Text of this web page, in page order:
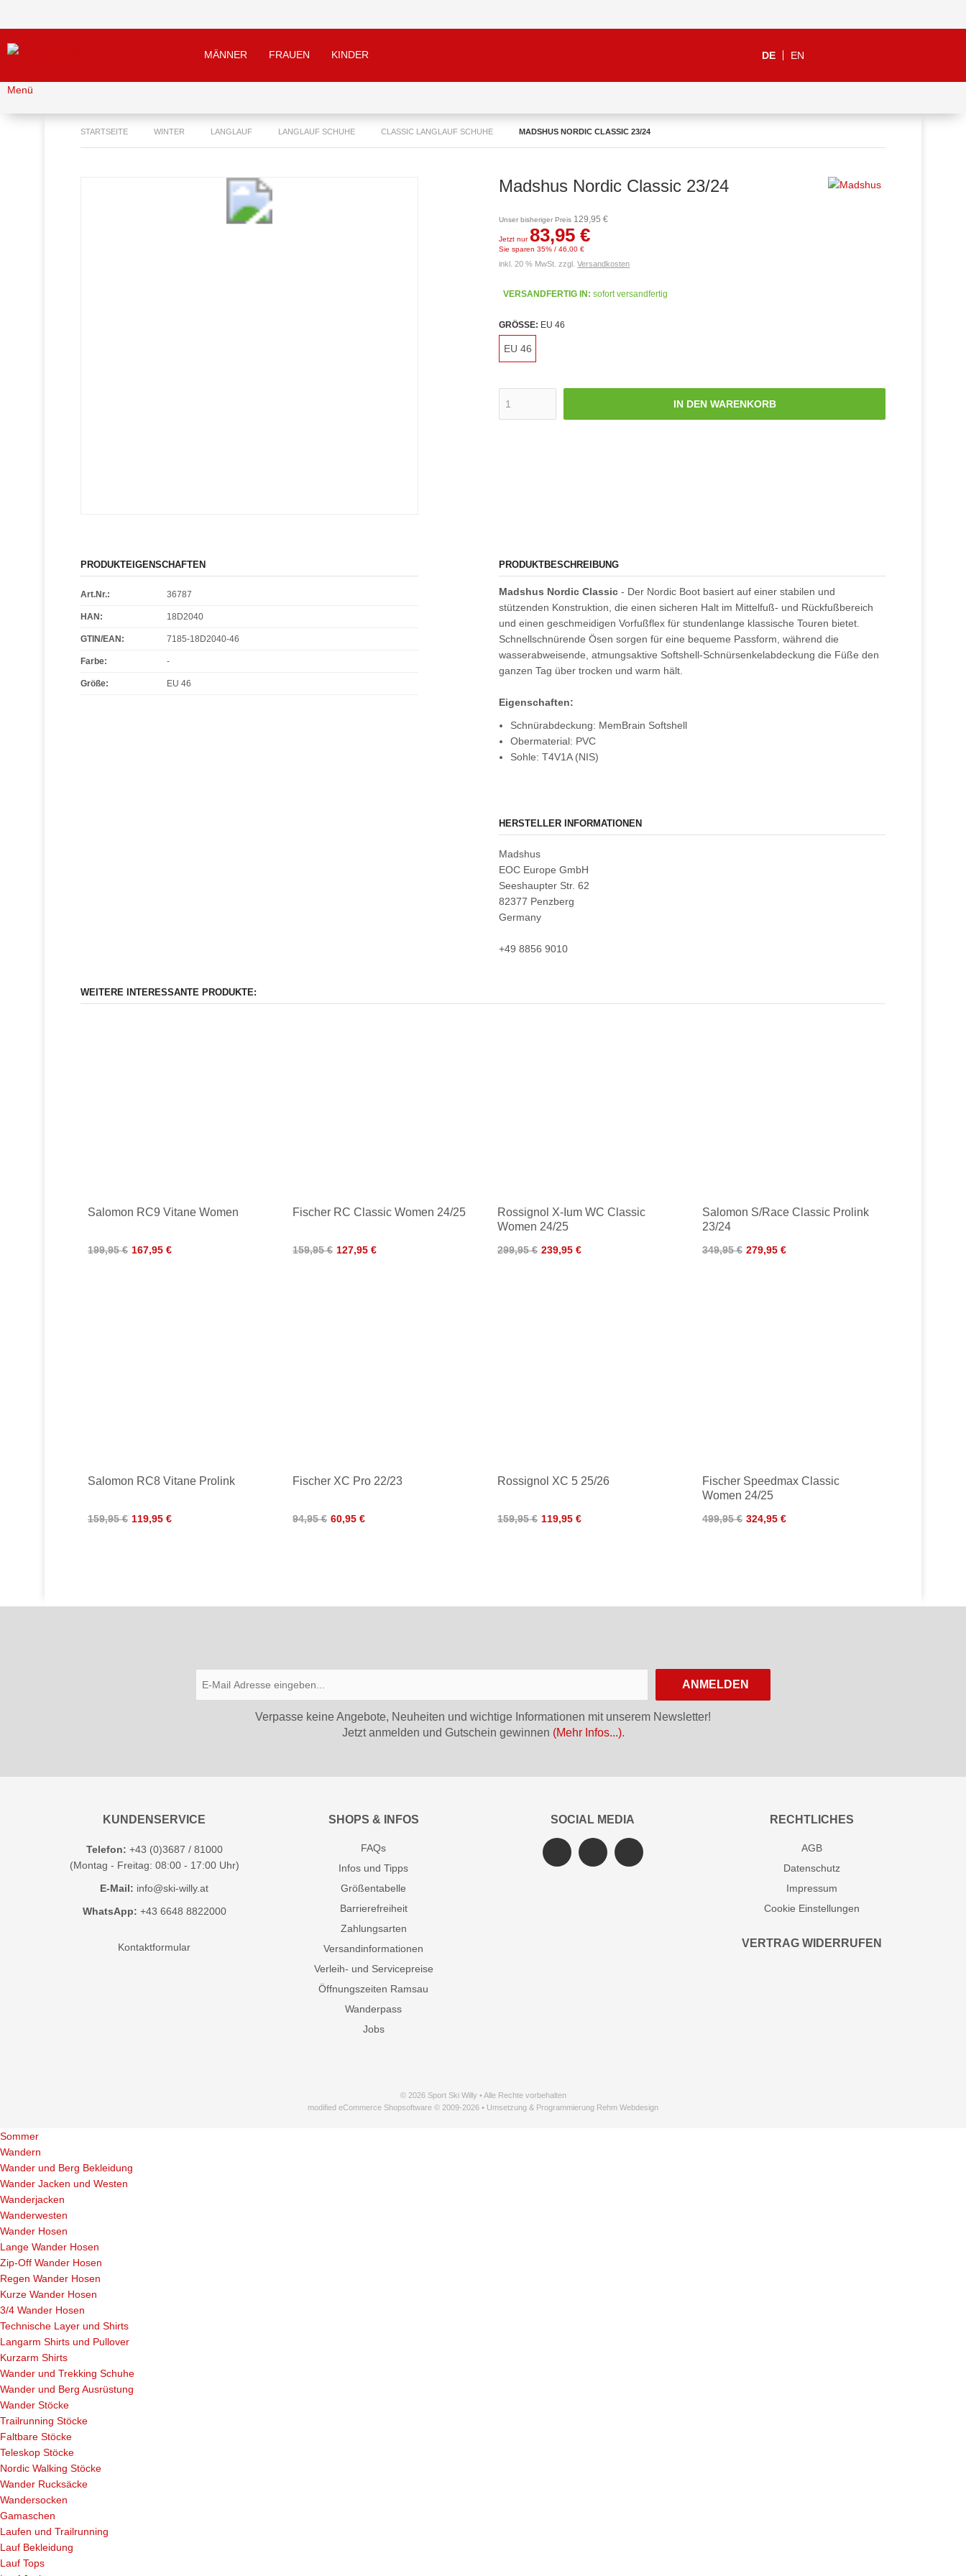
MÄNNER FRAUEN KINDER DE EN
Menü
STARTSEITE WINTER LANGLAUF LANGLAUF SCHUHE CLASSIC LANGLAUF SCHUHE MADSHUS NORDIC CLASSIC 23/24
Madshus Nordic Classic 23/24
Unser bisheriger Preis 129,95 €
Jetzt nur83,95 €
Sie sparen 35% / 46,00 €
inkl. 20 % MwSt. zzgl.Versandkosten
VERSANDFERTIG IN: sofort versandfertig
GRÖSSE: EU 46
EU 46
IN DEN WARENKORB
PRODUKTEIGENSCHAFTEN
Art.Nr.: 36787
HAN: 18D2040
GTIN/EAN: 7185-18D2040-46
Farbe: -
Größe: EU 46
PRODUKTBESCHREIBUNG
Madshus Nordic Classic - Der Nordic Boot basiert auf einer stabilen und
stützenden Konstruktion, die einen sicheren Halt im Mittelfuß- und Rückfußbereich
und einen geschmeidigen Vorfußflex für stundenlange klassische Touren bietet.
Schnellschnürende Ösen sorgen für eine bequeme Passform, während die
wasserabweisende, atmungsaktive Softshell-Schnürsenkelabdeckung die Füße den
ganzen Tag über trocken und warm hält.
Eigenschaften:
Schnürabdeckung: MemBrain Softshell
Obermaterial: PVC
Sohle: T4V1A (NIS)
HERSTELLER INFORMATIONEN
Madshus
EOC Europe GmbH
Seeshaupter Str. 62
82377 Penzberg
Germany
+49 8856 9010
WEITERE INTERESSANTE PRODUKTE:
Salomon RC9 Vitane Women
199,95 € 167,95 €
Fischer RC Classic Women 24/25
159,95 € 127,95 €
Rossignol X-Ium WC Classic
Women 24/25
299,95 € 239,95 €
Salomon S/Race Classic Prolink
23/24
349,95 € 279,95 €
Salomon RC8 Vitane Prolink
159,95 € 119,95 €
Fischer XC Pro 22/23
94,95 € 60,95 €
Rossignol XC 5 25/26
159,95 € 119,95 €
Fischer Speedmax Classic
Women 24/25
499,95 € 324,95 €
ANMELDEN
Verpasse keine Angebote, Neuheiten und wichtige Informationen mit unserem Newsletter!
Jetzt anmelden und Gutschein gewinnen (Mehr Infos...).
KUNDENSERVICE
Telefon: +43 (0)3687 / 81000
(Montag - Freitag: 08:00 - 17:00 Uhr)
E-Mail: info@ski-willy.at
WhatsApp: +43 6648 8822000
Kontaktformular
SHOPS & INFOS
FAQs
Infos und Tipps
Größentabelle
Barrierefreiheit
Zahlungsarten
Versandinformationen
Verleih- und Servicepreise
Öffnungszeiten Ramsau
Wanderpass
Jobs
SOCIAL MEDIA RECHTLICHES
AGB
Datenschutz
Impressum
Cookie Einstellungen
VERTRAG WIDERRUFEN
© 2026 Sport Ski Willy • Alle Rechte vorbehalten
modified eCommerce Shopsoftware © 2009-2026 • Umsetzung & Programmierung Rehm Webdesign
Sommer
Wandern
Wander und Berg Bekleidung
Wander Jacken und Westen
Wanderjacken
Wanderwesten
Wander Hosen
Lange Wander Hosen
Zip-Off Wander Hosen
Regen Wander Hosen
Kurze Wander Hosen
3/4 Wander Hosen
Technische Layer und Shirts
Langarm Shirts und Pullover
Kurzarm Shirts
Wander und Trekking Schuhe
Wander und Berg Ausrüstung
Wander Stöcke
Trailrunning Stöcke
Faltbare Stöcke
Teleskop Stöcke
Nordic Walking Stöcke
Wander Rucksäcke
Wandersocken
Gamaschen
Laufen und Trailrunning
Lauf Bekleidung
Lauf Tops